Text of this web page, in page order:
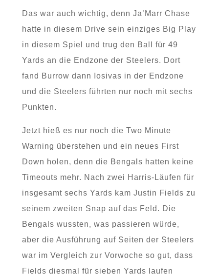
Das war auch wichtig, denn Ja’Marr Chase
hatte in diesem Drive sein einziges Big Play
in diesem Spiel und trug den Ball für 49
Yards an die Endzone der Steelers. Dort
fand Burrow dann Iosivas in der Endzone
und die Steelers führten nur noch mit sechs
Punkten.
Jetzt hieß es nur noch die Two Minute
Warning überstehen und ein neues First
Down holen, denn die Bengals hatten keine
Timeouts mehr. Nach zwei Harris-Läufen für
insgesamt sechs Yards kam Justin Fields zu
seinem zweiten Snap auf das Feld. Die
Bengals wussten, was passieren würde,
aber die Ausführung auf Seiten der Steelers
war im Vergleich zur Vorwoche so gut, dass
Fields diesmal für sieben Yards laufen